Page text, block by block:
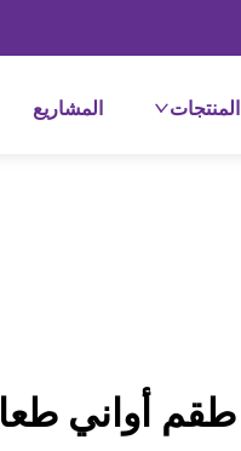
المنتجات المشاريع
طقم أواني